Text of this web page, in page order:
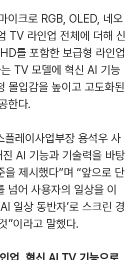
이크로 RGB, OLED, 네오
TV 라인업 전체에 더해 신
를 포함한 보급형 라인업
TV 모델에 혁신 AI 기능
몰입감을 높이고 고도화된
한다.
플레이사업부장 용석우 사
AI 기능과 기술력을 바탕
제시했다”며 “앞으로 단
넘어 사용자의 일상을 이
일상 동반자’로 스크린 경
”이라고 말했다.